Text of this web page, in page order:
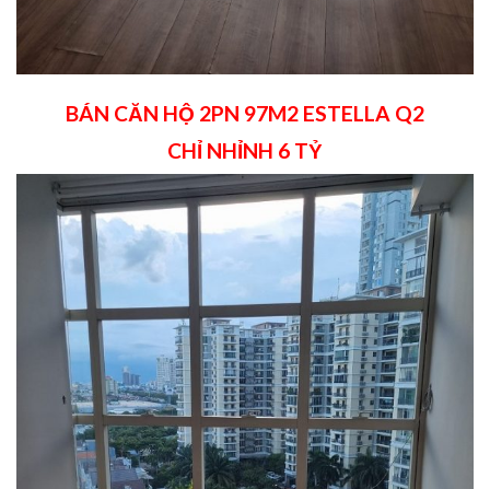
BÁN CĂN HỘ 2PN 97M2 ESTELLA Q2
CHỈ NHỈNH 6 TỶ